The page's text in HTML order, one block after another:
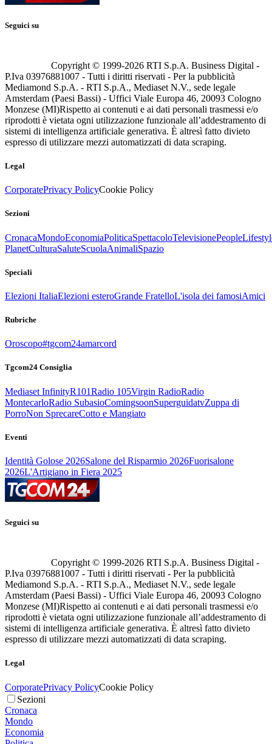
Seguici su
Copyright © 1999-2026 RTI S.p.A. Business Digital -
P.Iva 03976881007 - Tutti i diritti riservati - Per la pubblicità
Mediamond S.p.A. - RTI S.p.A., Mediaset N.V., sede legale
Amsterdam (Paesi Bassi) - Uffici Viale Europa 46, 20093 Cologno
Monzese (MI)Rispetto ai contenuti e ai dati personali trasmessi e/o
riprodotti è vietata ogni utilizzazione funzionale all’addestramento di
sistemi di intelligenza artificiale generativa. È altresì fatto divieto
espresso di utilizzare mezzi automatizzati di data scraping.
Legal
CorporatePrivacy PolicyCookie Policy
Sezioni
CronacaMondoEconomiaPoliticaSpettacoloTelevisionePeople
PlanetCulturaSaluteScuolaAnimaliSpazio
Speciali
Elezioni ItaliaElezioni esteroGrande FratelloL'isola dei famosiAmici
Rubriche
Oroscopo#tgcom24amarcord
Tgcom24 Consiglia
Mediaset InfinityR101Radio 105Virgin RadioRadio
MontecarloRadio SubasioComingsoonSuperguidatvZuppa di
PorroNon SprecareCotto e Mangiato
Eventi
Identità Golose 2026Salone del Risparmio 2026Fuorisalone
2026L'Artigiano in Fiera 2025
Seguici su
Copyright © 1999-2026 RTI S.p.A. Business Digital -
P.Iva 03976881007 - Tutti i diritti riservati - Per la pubblicità
Mediamond S.p.A. - RTI S.p.A., Mediaset N.V., sede legale
Amsterdam (Paesi Bassi) - Uffici Viale Europa 46, 20093 Cologno
Monzese (MI)Rispetto ai contenuti e ai dati personali trasmessi e/o
riprodotti è vietata ogni utilizzazione funzionale all’addestramento di
sistemi di intelligenza artificiale generativa. È altresì fatto divieto
espresso di utilizzare mezzi automatizzati di data scraping.
Legal
CorporatePrivacy PolicyCookie Policy
Sezioni
Cronaca
Mondo
Economia